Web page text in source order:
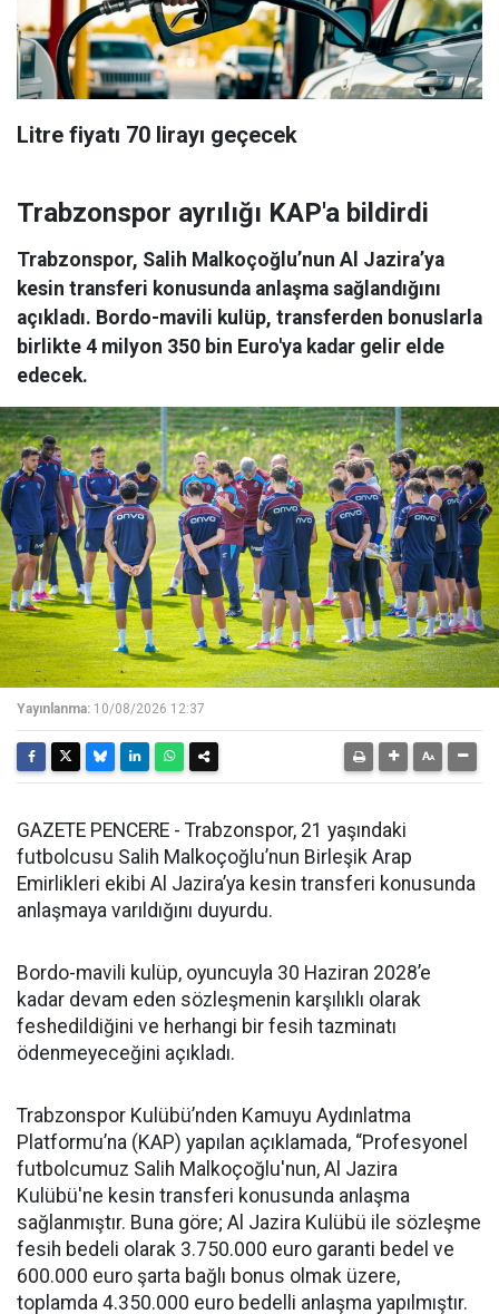
Litre fiyatı 70 lirayı geçecek
Trabzonspor ayrılığı KAP'a bildirdi
Trabzonspor, Salih Malkoçoğlu’nun Al Jazira’ya
kesin transferi konusunda anlaşma sağlandığını
açıkladı. Bordo-mavili kulüp, transferden bonuslarla
birlikte 4 milyon 350 bin Euro'ya kadar gelir elde
edecek.
Yayınlanma: 10/08/2026 12:37
GAZETE PENCERE - Trabzonspor, 21 yaşındaki
futbolcusu Salih Malkoçoğlu’nun Birleşik Arap
Emirlikleri ekibi Al Jazira’ya kesin transferi konusunda
anlaşmaya varıldığını duyurdu.
Bordo-mavili kulüp, oyuncuyla 30 Haziran 2028’e
kadar devam eden sözleşmenin karşılıklı olarak
feshedildiğini ve herhangi bir fesih tazminatı
ödenmeyeceğini açıkladı.
Trabzonspor Kulübü’nden Kamuyu Aydınlatma
Platformu’na (KAP) yapılan açıklamada, “Profesyonel
futbolcumuz Salih Malkoçoğlu'nun, Al Jazira
Kulübü'ne kesin transferi konusunda anlaşma
sağlanmıştır. Buna göre; Al Jazira Kulübü ile sözleşme
fesih bedeli olarak 3.750.000 euro garanti bedel ve
600.000 euro şarta bağlı bonus olmak üzere,
toplamda 4.350.000 euro bedelli anlaşma yapılmıştır.